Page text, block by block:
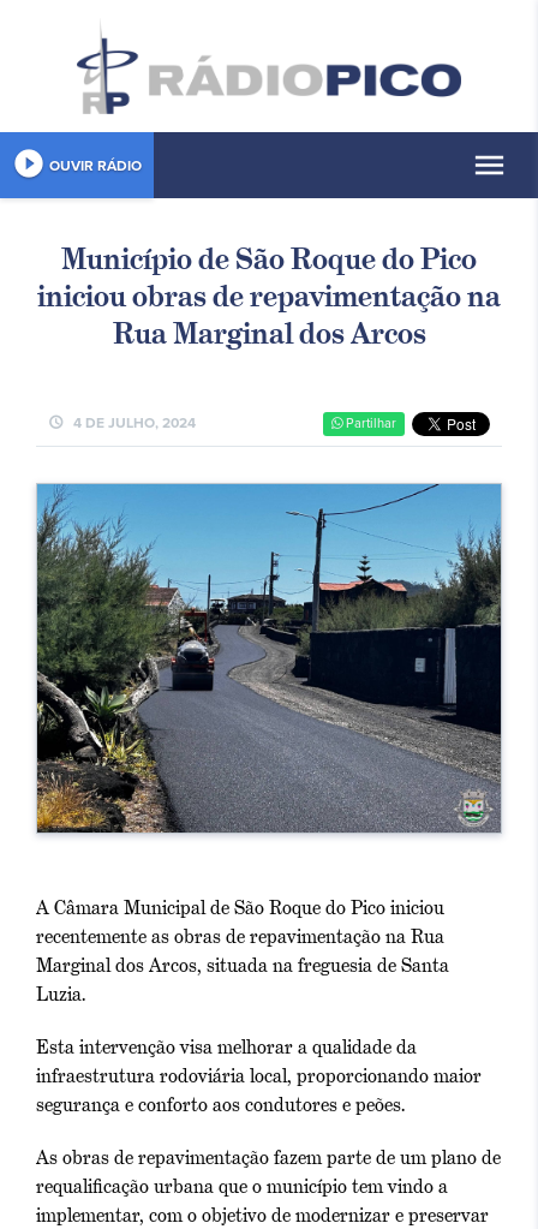
play_circle_filled OUVIR RÁDIO menu
Município de São Roque do Pico
iniciou obras de repavimentação na
Rua Marginal dos Arcos
schedule 4 DE JULHO, 2024 Partilhar
A Câmara Municipal de São Roque do Pico iniciou
recentemente as obras de repavimentação na Rua
Marginal dos Arcos, situada na freguesia de Santa
Luzia.
Esta intervenção visa melhorar a qualidade da
infraestrutura rodoviária local, proporcionando maior
segurança e conforto aos condutores e peões.
As obras de repavimentação fazem parte de um plano de
requalificação urbana que o município tem vindo a
implementar, com o objetivo de modernizar e preservar